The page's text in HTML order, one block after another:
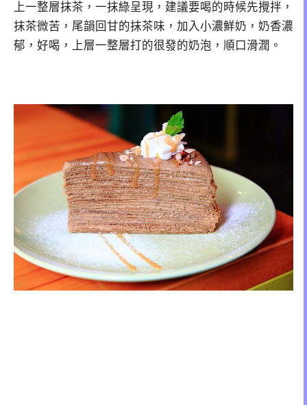
上一整層抹茶，一抹綠呈現，建議要喝的時候先攪拌，
抹茶微苦，尾韻回甘的抹茶味，加入小濃鮮奶，奶香濃
郁，好喝，上層一整層打的很發的奶泡，順口滑潤。